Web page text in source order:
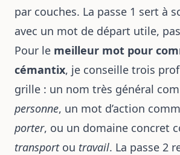
par couches. La passe 1 sert à
avec un mot de départ utile,
Pour le meilleur mot pour
cémantix, je conseille trois
grille : un nom très général
personne, un mot d’action
porter, ou un domaine concret
transportou travail. La passe 2